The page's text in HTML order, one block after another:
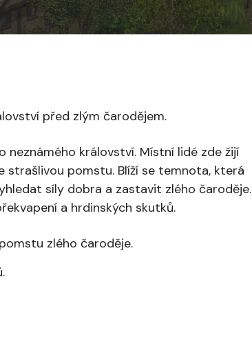
před zlým čarodějem.
neznámého království. Místní lidé zde žijí
strašlivou pomstu. Blíží se temnota, která
síly dobra a zastavit zlého čaroděje.
a hrdinských skutků.
zlého čaroděje.